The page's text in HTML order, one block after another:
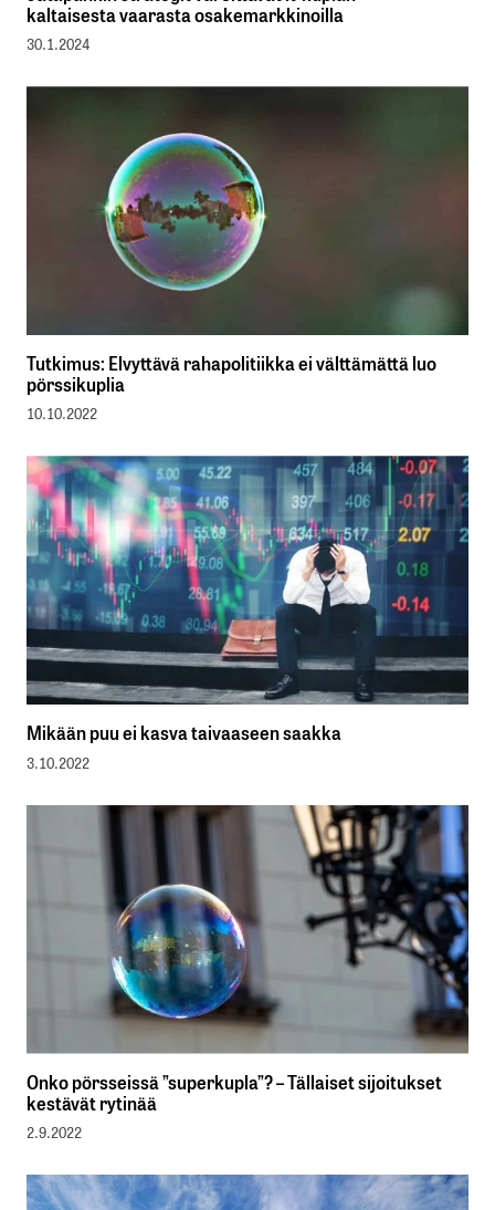
kaltaisesta vaarasta osakemarkkinoilla
30.1.2024
Tutkimus: Elvyttävä rahapolitiikka ei välttämättä luo
pörssikuplia
10.10.2022
Mikään puu ei kasva taivaaseen saakka
3.10.2022
Onko pörsseissä ”superkupla”? – Tällaiset sijoitukset
kestävät rytinää
2.9.2022